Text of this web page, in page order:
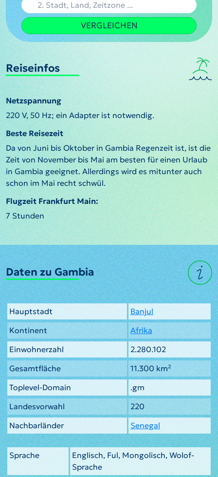
VERGLEICHEN
Reiseinfos
Netzspannung
220 V, 50 Hz; ein Adapter ist notwendig.
Beste Reisezeit
Da von Juni bis Oktober in Gambia Regenzeit ist, ist die
Zeit von November bis Mai am besten für einen Urlaub
in Gambia geeignet. Allerdings wird es mitunter auch
schon im Mai recht schwül.
Flugzeit Frankfurt Main:
7 Stunden
Daten zu Gambia
Hauptstadt
Banjul
Kontinent
Afrika
Einwohnerzahl
2.280.102
Gesamtfläche
11.300 km²
Toplevel-Domain
.gm
Landesvorwahl
220
Nachbarländer
Senegal
Sprache
Englisch, Ful, Mongolisch, Wolof-
Sprache